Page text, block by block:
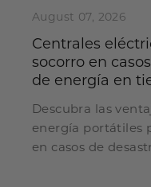
August 07, 2026
Centrales
socorro en
de energía en
Descubra las
energía portátiles
en casos de